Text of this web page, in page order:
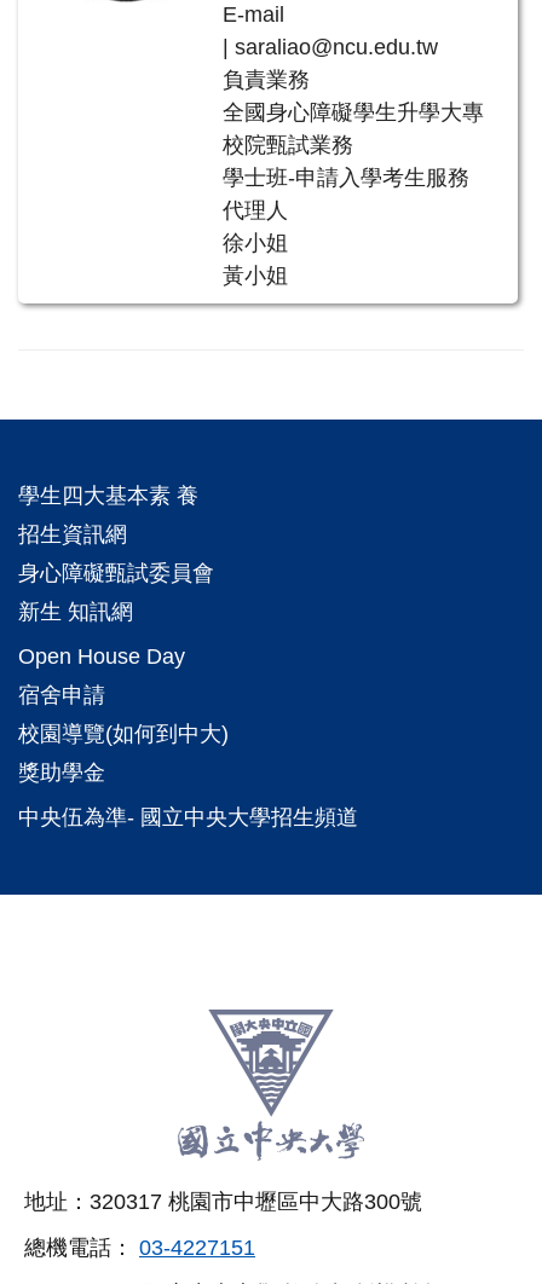
E-mail
| saraliao@ncu.edu.tw
負責業務
全國身心障礙學生升學大專
校院甄試業務
學士班-申請入學考生服務
代理人
徐小姐
黃小姐
學生四大基本素 養
招生資訊網
身心障礙甄試委員會
新生 知訊網
Open House Day
宿舍申請
校園導覽(如何到中大)
獎助學金
中央伍為準- 國立中央大學招生頻道
相
地址：320317 桃園市中壢區中大路300號
總機電話： 03-4227151